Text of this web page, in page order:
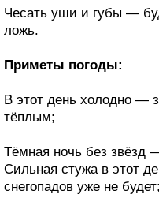
Чесать уши и губы —
ложь.
Приметы погоды:
В этот день холодно —
тёплым;
Тёмная ночь без звёзд
Сильная стужа в этот
снегопадов уже не будет;